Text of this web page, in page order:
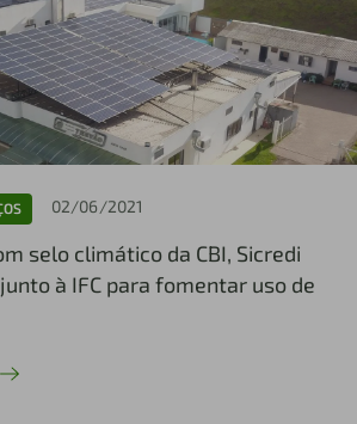
02/06/2021
selo climático da CBI, Sicredi
à IFC para fomentar uso de